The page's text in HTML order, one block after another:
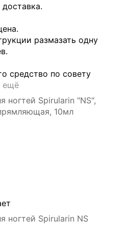
размазать одну
средство по совету
ещё
Spirularin "NS",
10мл
ногтей Spirularin NS